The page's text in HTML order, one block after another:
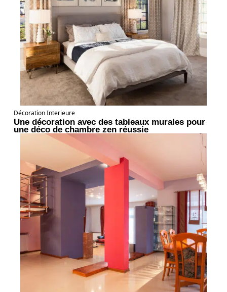
Décoration Interieure
Une décoration avec des tableaux murales pour
une déco de chambre zen réussie